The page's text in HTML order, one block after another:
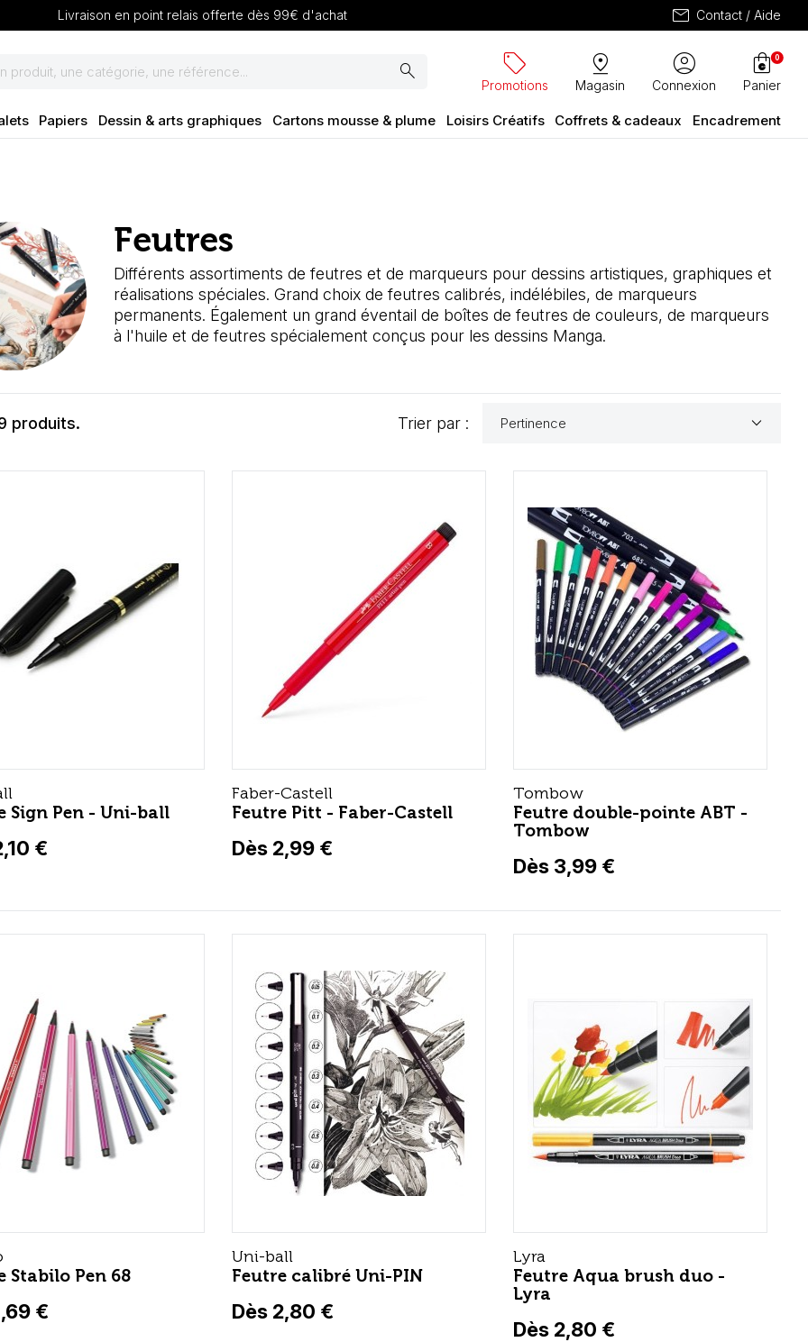
Livraison en point relais offerte dès 99€ d'achat mail Contact / Aide
search sell
Promotions
pin_drop
Magasin
account_circle
Connexion
shopping_bag
Panier
0
Papiers Dessin & arts graphiques Cartons mousse & plume Loisirs Créatifs Coffrets & cadeaux Encadrement
Feutres
Différents assortiments de feutres et de marqueurs pour dessins artistiques, graphiques et
réalisations spéciales. Grand choix de feutres calibrés, indélébiles, de marqueurs
permanents. Également un grand éventail de boîtes de feutres de couleurs, de marqueurs
à l'huile et de feutres spécialement conçus pour les dessins Manga.
produits. Trier par : Pertinence keyboard_arrow_down
Sign Pen - Uni-ball
€
Faber-Castell
Feutre Pitt - Faber-Castell
Dès 2,99 €
Tombow
Feutre double-pointe ABT -
Tombow
Dès 3,99 €
Stabilo Pen 68
€
Uni-ball
Feutre calibré Uni-PIN
Dès 2,80 €
Lyra
Feutre Aqua brush duo -
Lyra
Dès 2,80 €